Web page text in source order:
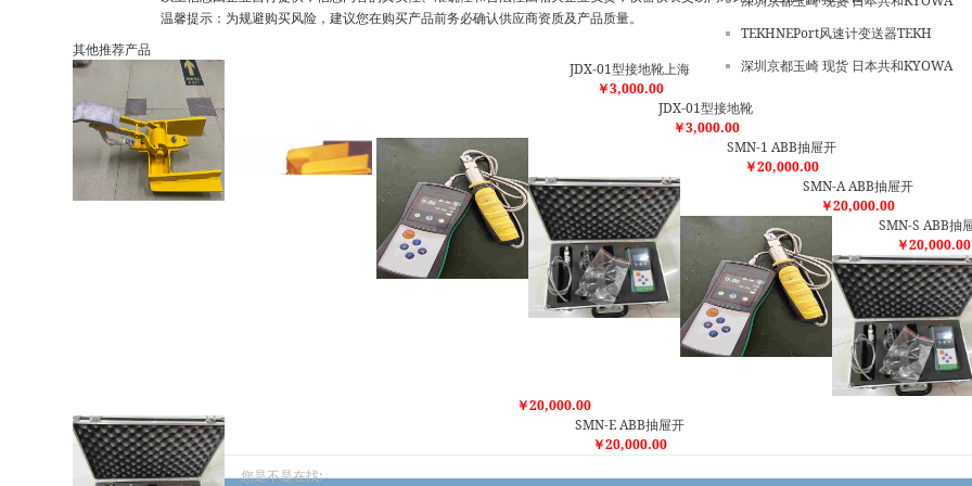
TEKHNEPort风速计变送器TEKH
深圳京都玉崎 现货 日本共和KYOWA
温馨提示：为规避购买风险，建议您在购买产品前务必确认供应商资质及产品质量。
其他推荐产品
JDX-01型接地靴上海
￥3,000.00
JDX-01型接地靴
￥3,000.00
SMN-1 ABB抽屉开
￥20,000.00
SMN-A ABB抽屉开
￥20,000.00
SMN-S ABB抽
￥20,000.00
￥20,000.00
SMN-E ABB抽屉开
￥20,000.00
您是不是在找: